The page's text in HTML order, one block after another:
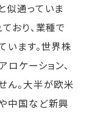
似通っていま
おり、業種で
います。世界株
ロケーション、
ん。大半が欧米
中国など新興